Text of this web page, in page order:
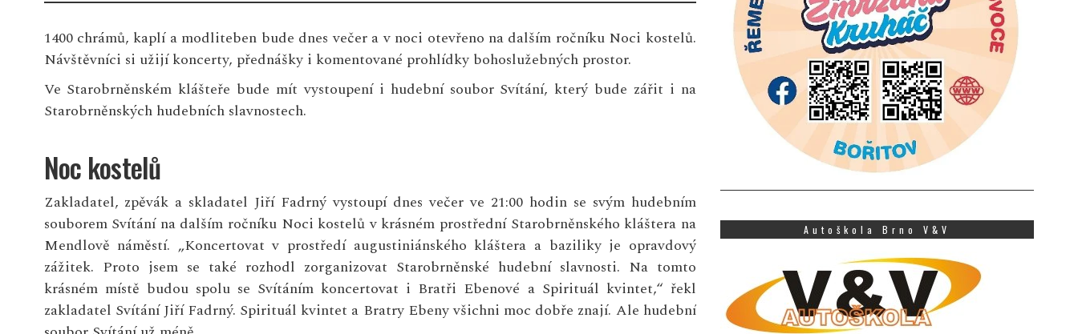
1400 chrámů, kaplí a modliteben bude dnes večer a v noci otevřeno na dalším ročníku Noci kostelů.
Návštěvníci si užijí koncerty, přednášky i komentované prohlídky bohoslužebných prostor.
Ve Starobrněnském klášteře bude mít vystoupení i hudební soubor Svítání, který bude zářit i na
Starobrněnských hudebních slavnostech.
Noc kostelů
Zakladatel, zpěvák a skladatel Jiří Fadrný vystoupí dnes večer ve 21:00 hodin se svým hudebním
souborem Svítání na dalším ročníku Noci kostelů v krásném prostřední Starobrněnského kláštera na
Mendlově náměstí. „Koncertovat v prostředí augustiniánského kláštera a baziliky je opravdový
zážitek. Proto jsem se také rozhodl zorganizovat Starobrněnské hudební slavnosti. Na tomto
krásném místě budou spolu se Svítáním koncertovat i Bratři Ebenové a Spirituál kvintet,“ řekl
zakladatel Svítání Jiří Fadrný. Spirituál kvintet a Bratry Ebeny všichni moc dobře znají. Ale hudební
Autoškola Brno V&V